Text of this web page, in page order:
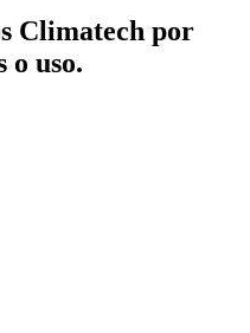
Climatech por
uso.